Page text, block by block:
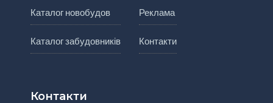
Каталог новобудов
Каталог забудовників
Реклама
Контакти
Контакти